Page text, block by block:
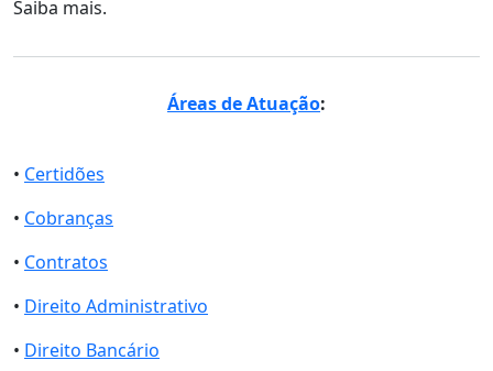
Saiba mais.
Áreas de Atuação:
• Certidões
• Cobranças
• Contratos
• Direito Administrativo
• Direito Bancário